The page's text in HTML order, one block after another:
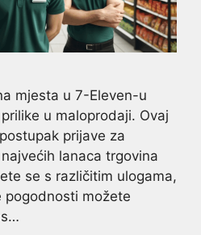
mjesta u 7-Eleven-u
u maloprodaji. Ovaj
prijave za
lanaca trgovina
se s različitim ulogama,
pogodnosti možete